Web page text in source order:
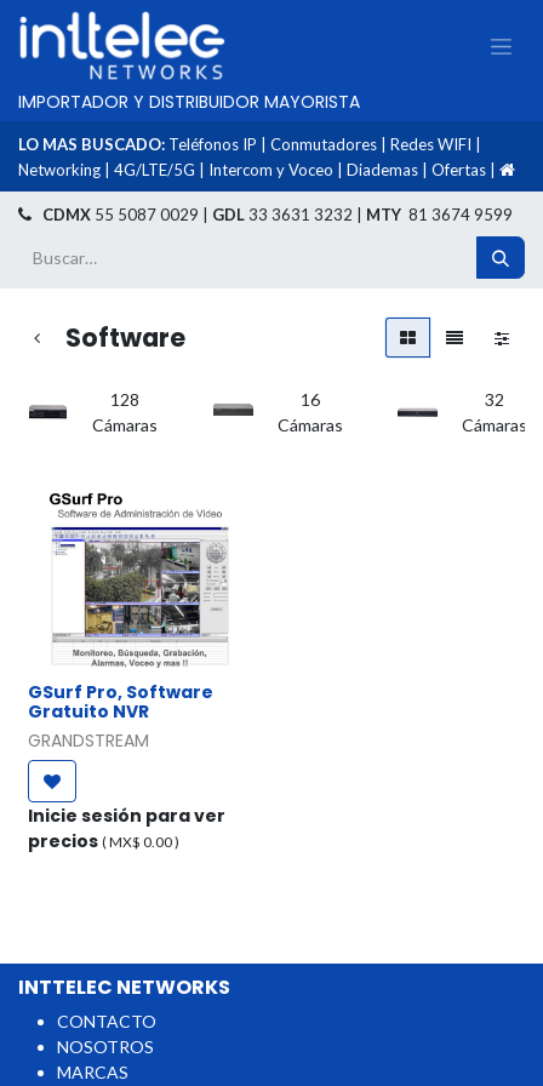
IMPORTADOR Y DISTRIBUIDOR MAYORISTA
LO MAS BUSCADO: Teléfonos IP Conmutadores Redes WIFI
Networking
4G/LTE/5G Intercom y Voceo Diademas Ofertas
CDMX 55 5087 0029 | GDL33 3631 3232 | MTY 81 3674 9599
Software
128
Cámaras
16
Cámaras
32
Cámaras
GSurf Pro, Software
Gratuito NVR
GRANDSTREAM
Inicie sesión para ver
precios ( MX$ 0.00)
INTTELEC NETWORKS
CONTACTO
NOSOTROS
MARCAS